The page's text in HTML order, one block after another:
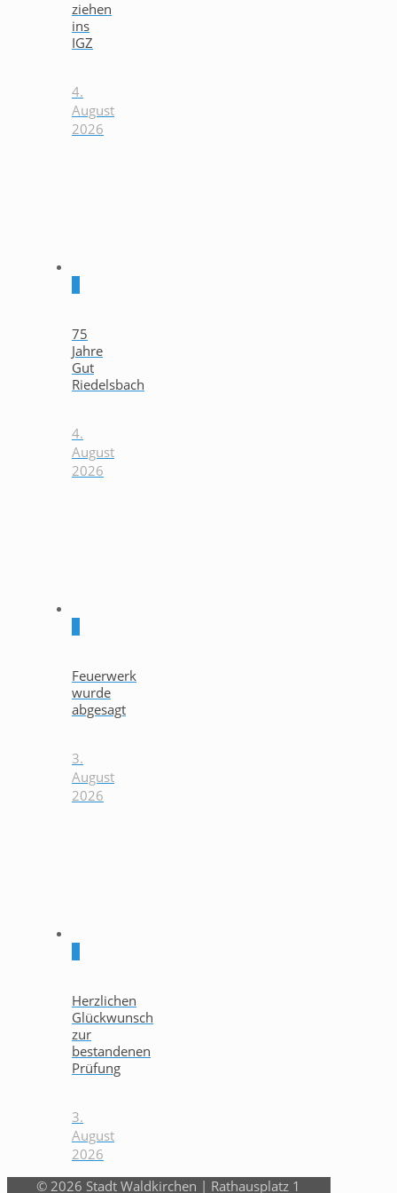
ziehen
ins
IGZ
4.
August
2026
75
Jahre
Gut
Riedelsbach
4.
August
2026
Feuerwerk
wurde
abgesagt
3.
August
2026
Herzlichen
Glückwunsch
zur
bestandenen
Prüfung
3.
August
2026
© 2026 Stadt Waldkirchen | Rathausplatz 1